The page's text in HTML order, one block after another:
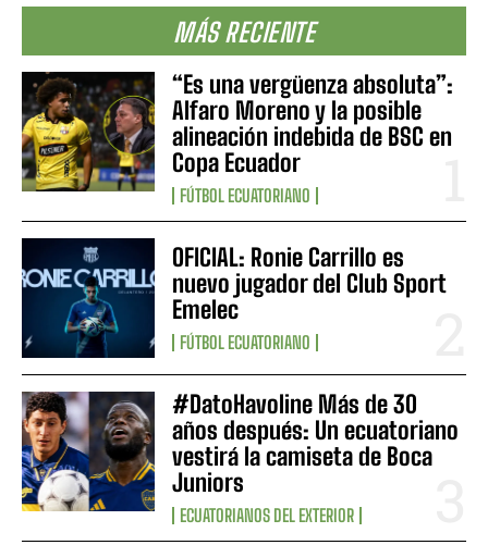
MÁS RECIENTE
“Es una vergüenza absoluta”:
Alfaro Moreno y la posible
alineación indebida de BSC en
Copa Ecuador
FÚTBOL ECUATORIANO
OFICIAL: Ronie Carrillo es
nuevo jugador del Club Sport
Emelec
FÚTBOL ECUATORIANO
#DatoHavoline Más de 30
años después: Un ecuatoriano
vestirá la camiseta de Boca
Juniors
ECUATORIANOS DEL EXTERIOR